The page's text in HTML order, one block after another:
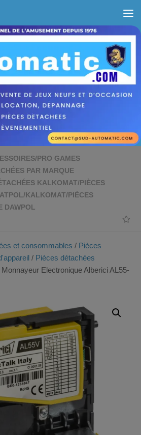
/PRO GAMES
PAR MARQUE
KALKOMAT/PIÈCES
/KALKOMAT/PIÈCES
DAWPOL
et consommables / Pièces
/ Pièces détachées
Monnayeur Electronique Alberici AL55-